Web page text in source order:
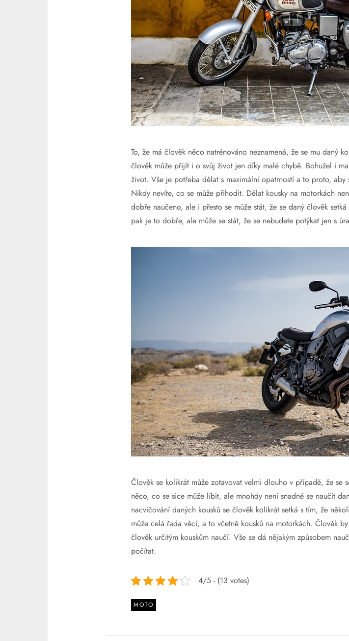
To, že má člověk něco natrénováno neznamená, že se mu daný
člověk může přijít i o svůj život jen díky malé chybě. Bohužel i
život. Vše je potřeba dělat s maximální opatrností a to proto, aby
Nikdy nevíte, co se může přihodit. Dělat kousky na motorkách
dobře naučeno, ale i přesto se může stát, že se daný člověk
pak je to dobře, ale může se stát, že se nebudete potýkat jen s
Člověk se kolikrát může zotavovat velmi dlouho v případě, že se
něco, co se sice může líbit, ale mnohdy není snadné se naučit
nacvičování daných kousků se člověk kolikrát setká s tím, že
může celá řada věcí, a to včetně kousků na motorkách. Člověk
člověk určitým kouskům naučí. Vše se dá nějakým způsobem
počítat.
4/5 - (13 votes)
MOTO